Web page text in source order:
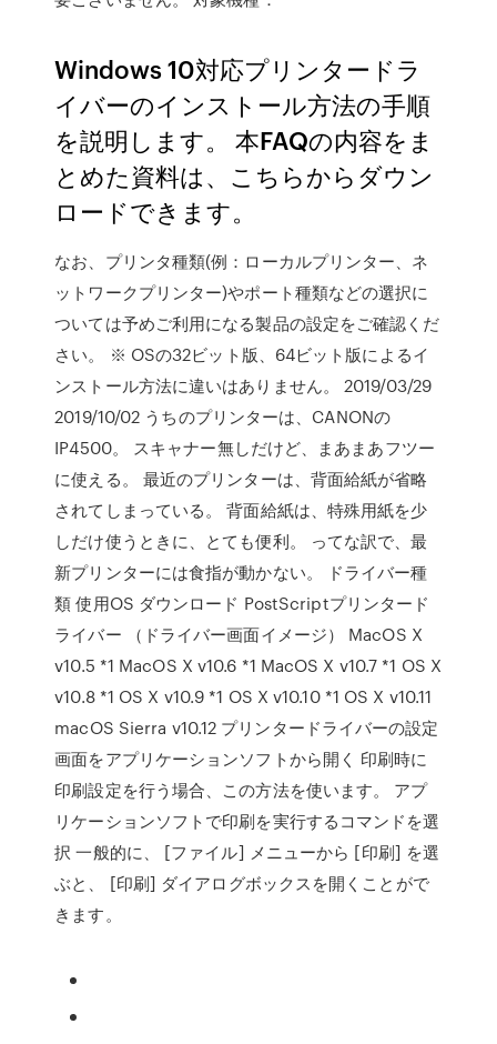
Windows 10対応プリンタードラ
イバーのインストール方法の手順
を説明します。 本FAQの内容をま
とめた資料は、こちらからダウン
ロードできます。
なお、プリンタ種類(例：ローカルプリンター、ネ
ットワークプリンター)やポート種類などの選択に
ついては予めご利用になる製品の設定をご確認くだ
さい。 ※ OSの32ビット版、64ビット版によるイ
ンストール方法に違いはありません。 2019/03/29
2019/10/02 うちのプリンターは、CANONの
IP4500。 スキャナー無しだけど、まあまあフツー
に使える。 最近のプリンターは、背面給紙が省略
されてしまっている。 背面給紙は、特殊用紙を少
しだけ使うときに、とても便利。 ってな訳で、最
新プリンターには食指が動かない。 ドライバー種
類 使用OS ダウンロード PostScriptプリンタード
ライバー （ドライバー画面イメージ） MacOS X
v10.5 *1 MacOS X v10.6 *1 MacOS X v10.7 *1 OS X
v10.8 *1 OS X v10.9 *1 OS X v10.10 *1 OS X v10.11
macOS Sierra v10.12 プリンタードライバーの設定
画面をアプリケーションソフトから開く 印刷時に
印刷設定を行う場合、この方法を使います。 アプ
リケーションソフトで印刷を実行するコマンドを選
択 一般的に、 [ファイル] メニューから [印刷] を選
ぶと、 [印刷] ダイアログボックスを開くことがで
きます。